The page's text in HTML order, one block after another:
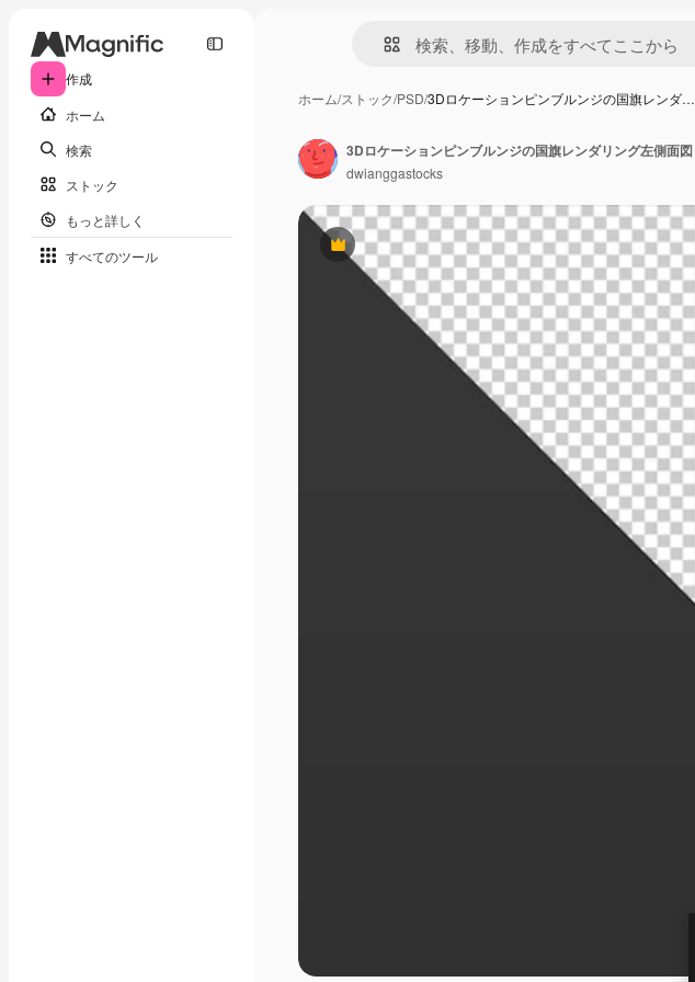
作成
ホーム
検索
ストック
もっと詳しく
すべてのツール
ホーム/ストック/PSD/3Dロケーションピンブルンジの国旗レンダ…
Premium
3Dロケーションピンブルンジの国旗レンダリング左側面図
dwianggastocks